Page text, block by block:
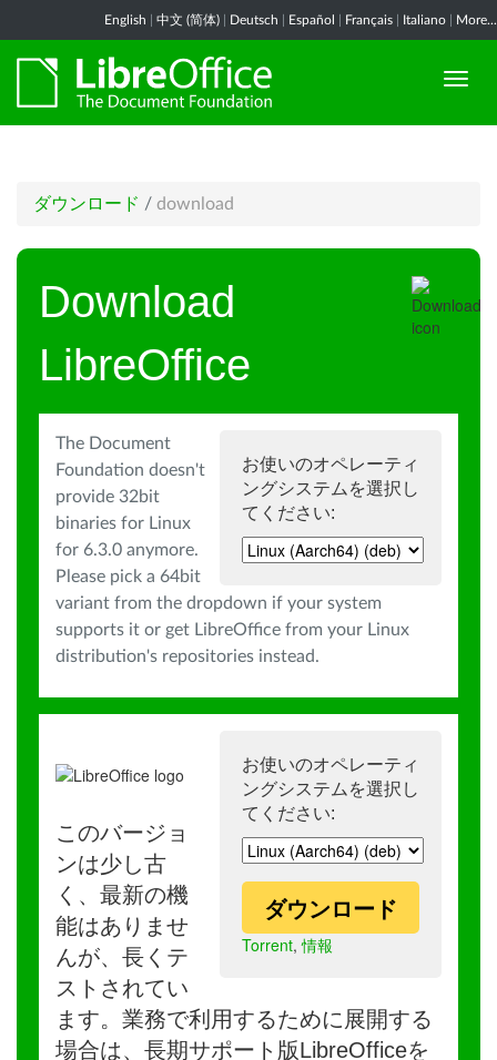
English 中文 (简体) Deutsch Español Français Italiano More...
ダウンロード / download
Download
LibreOffice
お使いのオペレーティ
ングシステムを選択し
てください:
The Document
Foundation doesn't
provide 32bit
binaries for Linux
for 6.3.0 anymore.
Please pick a 64bit
variant from the dropdown if your system
supports it or get LibreOffice from your Linux
distribution's repositories instead.
お使いのオペレーティ
ングシステムを選択し
てください:
ダウンロード
Torrent,情報
このバージョ
ンは少し古
く、最新の機
能はありませ
んが、長くテ
ストされてい
ます。業務で利用するために展開する
場合は、長期サポート版LibreOfficeを